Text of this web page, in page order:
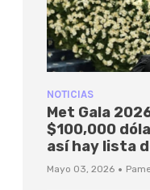
NOTICIAS
Met Gala
$100,000
así hay lista
Mayo 03, 2026 ·